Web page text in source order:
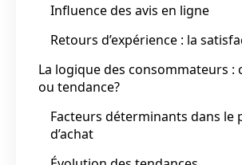
Influence des avis en ligne
Retours d’expérience : la
La logique des consommateurs :
ou tendance?
Facteurs déterminants dans le
d’achat